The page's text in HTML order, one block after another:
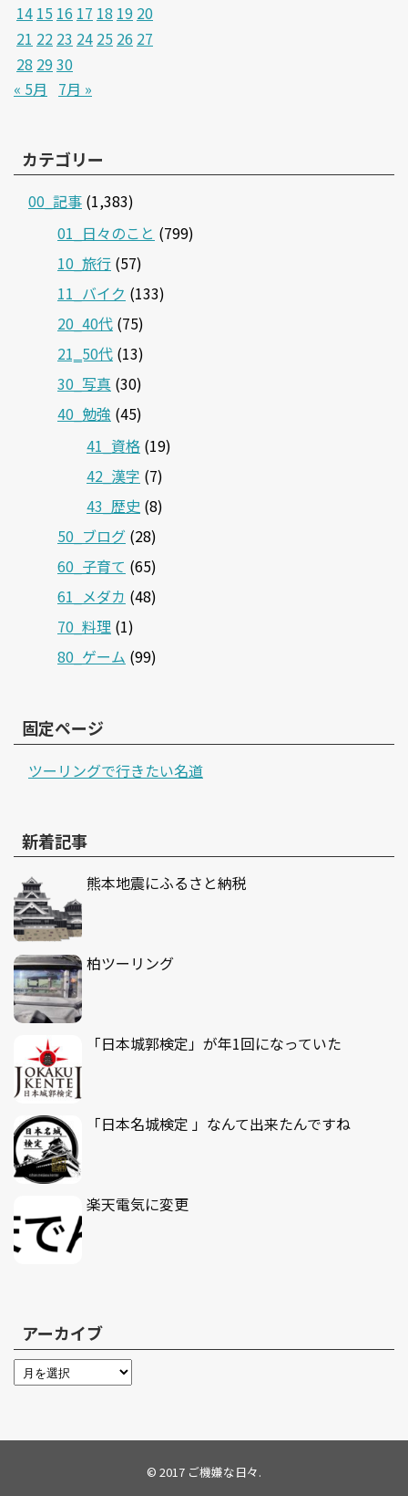
14 15 16 17 18 19 20
21 22 23 24 25 26 27
28 2930
« 5月
7月 »
カテゴリー
00_記事 (1,383)
01_日々のこと (799)
10_旅行 (57)
11_バイク (133)
20_40代 (75)
21‗50代 (13)
30_写真 (30)
40_勉強 (45)
41_資格 (19)
42_漢字 (7)
43_歴史 (8)
50_ブログ (28)
60_子育て (65)
61_メダカ (48)
70_料理 (1)
80_ゲーム (99)
固定ページ
ツーリングで行きたい名道
新着記事
熊本地震にふるさと納税
柏ツーリング
「日本城郭検定」が年1回になっていた
「日本名城検定 」なんて出来たんですね
楽天電気に変更
アーカイブ
© 2017 ご機嫌な日々.